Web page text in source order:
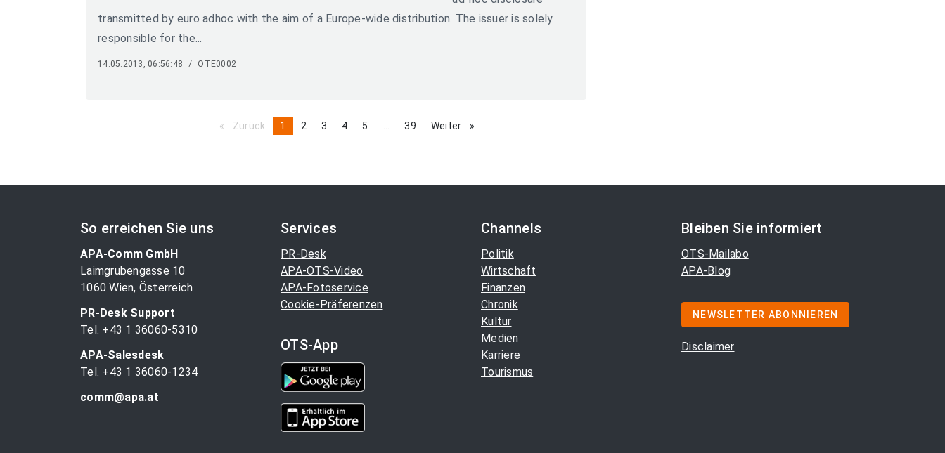
transmitted by euro adhoc with the aim of a Europe-wide distribution. The issuer is solely
responsible for the...
14.05.2013, 06:56:48 / OTE0002
Zurück pageYou're
1 page
2 page
3 page
4 page
5 pagepage
39 Weiter page
So erreichen Sie uns
APA-Comm GmbH
Laimgrubengasse 10
1060 Wien, Österreich
PR-Desk Support
Tel. +43 1 36060-5310
APA-Salesdesk
Tel. +43 1 36060-1234
comm@apa.at
Services
PR-Desk
APA-OTS-Video
APA-Fotoservice
Cookie-Präferenzen
OTS-App
Channels
Politik
Wirtschaft
Finanzen
Chronik
Kultur
Medien
Karriere
Tourismus
Bleiben Sie informiert
OTS-Mailabo
APA-Blog
NEWSLETTER ABONNIEREN
Disclaimer